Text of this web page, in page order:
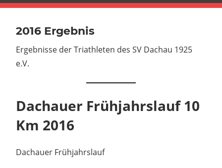
2016 Ergebnis
Ergebnisse der Triathleten des SV Dachau 1925
e.V.
Dachauer Frühjahrslauf 10
Km 2016
Dachauer Frühjahrslauf